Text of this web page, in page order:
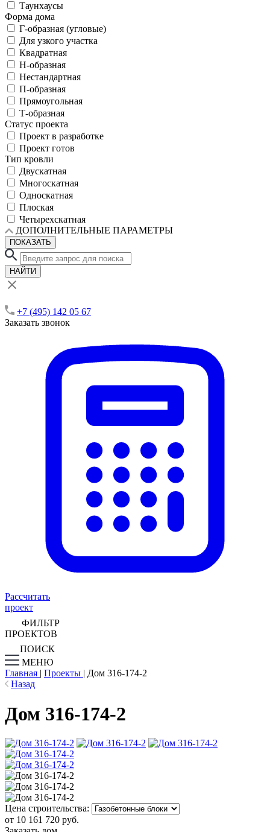
Таунхаусы
Форма дома
Г-образная (угловые)
Для узкого участка
Квадратная
Н-образная
Нестандартная
П-образная
Прямоугольная
Т-образная
Статус проекта
Проект в разработке
Проект готов
Тип кровли
Двускатная
Многоскатная
Односкатная
Плоская
Четырехскатная
ДОПОЛНИТЕЛЬНЫЕ ПАРАМЕТРЫ
ПОКАЗАТЬ
НАЙТИ
+7 (495) 142 05 67
Заказать звонок
Рассчитать
проект
ФИЛЬТР
ПРОЕКТОВ
ПОИСК
МЕНЮ
Главная | Проекты | Дом 316-174-2
Назад
Дом 316-174-2
Цена строительства:
от 10 161 720 руб.